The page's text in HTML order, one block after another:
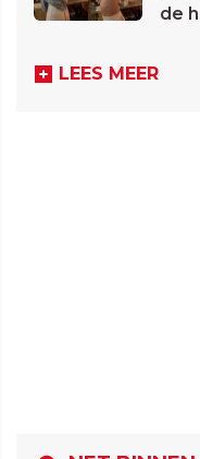
de
LEES MEER